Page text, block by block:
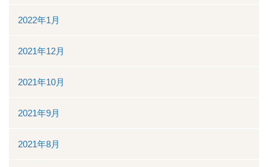
2022年1月
2021年12月
2021年10月
2021年9月
2021年8月